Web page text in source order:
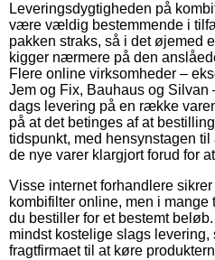
Leveringsdygtigheden på
være vældig bestemmende i
pakken straks, så i det øjemed
kigger nærmere på den
Flere online virksomheder –
Jem og Fix, Bauhaus og Silvan
dags levering på en række
på at det betinges af at
tidspunkt, med hensynstagen
de nye varer klargjort forud for
Visse internet forhandlere
kombifilter online, men i
du bestiller for et bestemt
mindst kostelige slags
fragtfirmaet til at køre